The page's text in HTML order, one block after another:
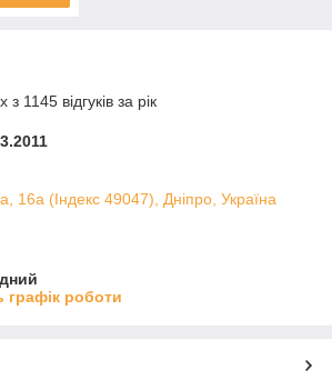
1145 відгуків за рік
16а (Індекс 49047), Дніпро, Україна
графік роботи